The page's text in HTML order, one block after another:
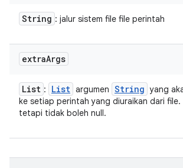
String : jalur sistem file file perintah
extraArgs
List : List argumen String yang
ke setiap perintah yang diuraikan dari
tetapi tidak boleh null.